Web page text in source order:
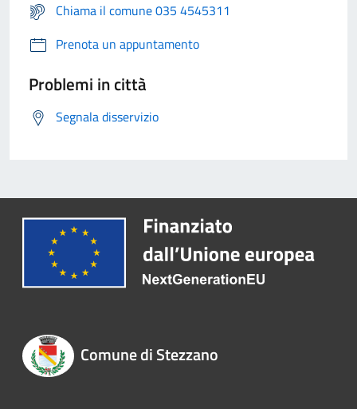
Chiama il comune 035 4545311
Prenota un appuntamento
Problemi in città
Segnala disservizio
Comune di Stezzano